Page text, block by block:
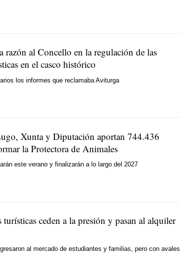
razón al Concello en la regulación de las
en el casco histórico
los informes que reclamaba Aviturga
Xunta y Diputación aportan 744.436
la Protectora de Animales
este verano y finalizarán a lo largo del 2027
ceden a la presión y pasan al alquiler
al mercado de estudiantes y familias, pero con avales